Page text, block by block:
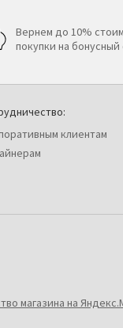
Вернем до 10%
покупки на бонусный
клиентам